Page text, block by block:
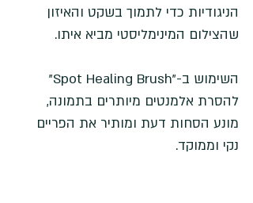
הניגודיות כדי לתמוך בשקט והאיזון
שהצילום המינימליסטי מביא איתו.
השימוש ב-"Spot Healing Brush"
להסרת אלמנטים מיותרים בתמונה,
מונע הסחות דעת ומותיר את הפריים
נקי וממוקד.